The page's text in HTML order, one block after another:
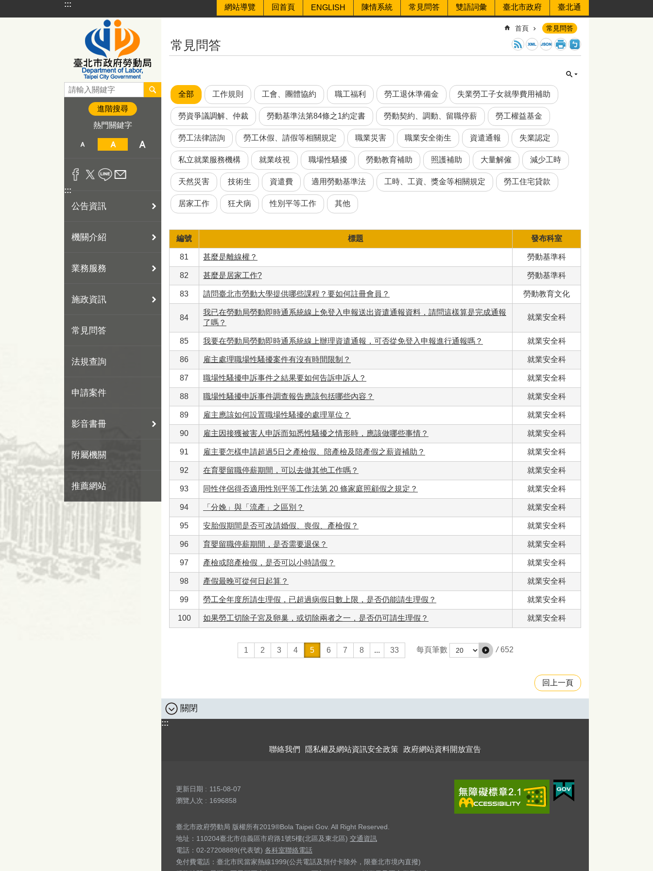
跳到主要內容區塊
::: 網站導覽 回首頁 ENGLISH 陳情系統 常見問答 雙語詞彙 臺北市政府 臺北通
進階搜尋
熱門關鍵字
:::
公告資訊
機關介紹
業務服務
施政資訊
常見問答
法規查詢
申請案件
影音書冊
附屬機關
推薦網站
首頁 常見問答
常見問答
全部 工作規則 工會、團體協約 職工福利 勞工退休準備金 失業勞工子女就學費用補助
勞資爭議調解、仲裁 勞動基準法第84條之1約定書 勞動契約、調動、留職停薪 勞工權益基金
勞工法律諮詢 勞工休假、請假等相關規定 職業災害 職業安全衛生 資遣通報 失業認定
私立就業服務機構 就業歧視 職場性騷擾 勞動教育補助 照護補助 大量解僱 減少工時
天然災害 技術生 資遣費 適用勞動基準法 工時、工資、獎金等相關規定 勞工住宅貸款
居家工作 狂犬病 性別平等工作 其他
編號 標題 發布科室
81 甚麼是離線權？ 勞動基準科
82 甚麼是居家工作? 勞動基準科
83 請問臺北市勞動大學提供哪些課程？要如何註冊會員？ 勞動教育文化
84
我已在勞動局勞動即時通系統線上免登入申報送出資遣通報資料，請問這樣算是完成通報
了嗎？
就業安全科
85 我要在勞動局勞動即時通系統線上辦理資遣通報，可否從免登入申報進行通報嗎？ 就業安全科
86 雇主處理職場性騷擾案件有沒有時間限制？ 就業安全科
87 職場性騷擾申訴事件之結果要如何告訴申訴人？ 就業安全科
88 職場性騷擾申訴事件調查報告應該包括哪些內容？ 就業安全科
89 雇主應該如何設置職場性騷擾的處理單位？ 就業安全科
90 雇主因接獲被害人申訴而知悉性騷擾之情形時，應該做哪些事情？ 就業安全科
91 雇主要怎樣申請超過5日之產檢假、陪產檢及陪產假之薪資補助？ 就業安全科
92 在育嬰留職停薪期間，可以去做其他工作嗎？ 就業安全科
93 同性伴侶得否適用性別平等工作法第 20 條家庭照顧假之規定？ 就業安全科
94 「分娩」與「流產」之區別？ 就業安全科
95 安胎假期間是否可改請婚假、喪假、產檢假？ 就業安全科
96 育嬰留職停薪期間，是否需要退保？ 就業安全科
97 產檢或陪產檢假，是否可以小時請假？ 就業安全科
98 產假最晚可從何日起算？ 就業安全科
99 勞工全年度所請生理假，已超過病假日數上限，是否仍能請生理假？ 就業安全科
100 如果勞工切除子宮及卵巢，或切除兩者之一，是否仍可請生理假？ 就業安全科
1 2 3 4 5 6 7 8 ... 33 每頁筆數 / 652
回上一頁
關閉
:::
聯絡我們 隱私權及網站資訊安全政策 政府網站資料開放宣告
更新日期
115-08-07
瀏覽人次
1696858
臺北市政府勞動局 版權所有2019®Bola Taipei Gov. All Right Reserved.
地址：110204臺北市信義區市府路1號5樓(北區及東北區) 交通資訊
電話：02-27208889(代表號) 各科室聯絡電話
免付費電話：臺北市民當家熱線1999(公共電話及預付卡除外，限臺北市境內直撥)